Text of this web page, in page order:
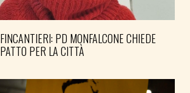
FINCANTIERI: PD MONFALCONE CHIEDE
PATTO PER LA CITTÀ